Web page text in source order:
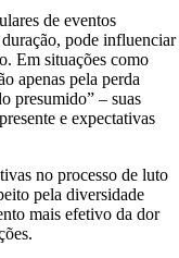
de eventos
pode influenciar
Em situações como
apenas pela perda
presumido” – suas
e expectativas
no processo de luto
pela diversidade
mais efetivo da dor